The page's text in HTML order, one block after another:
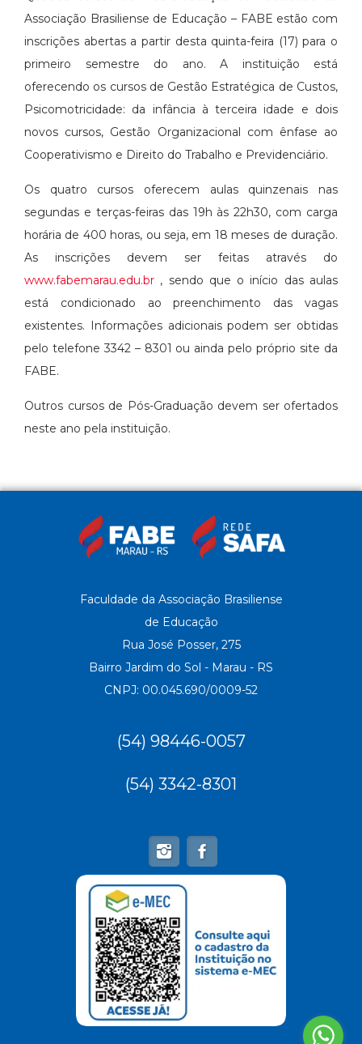
Associação Brasiliense de Educação – FABE estão com
inscrições abertas a partir desta quinta-feira (17) para o
primeiro semestre do ano. A instituição está
oferecendo os cursos de Gestão Estratégica de Custos,
Psicomotricidade: da infância à terceira idade e dois
novos cursos, Gestão Organizacional com ênfase ao
Cooperativismo e Direito do Trabalho e Previdenciário.
Os quatro cursos oferecem aulas quinzenais nas
segundas e terças-feiras das 19h às 22h30, com carga
horária de 400 horas, ou seja, em 18 meses de duração.
As inscrições devem ser feitas através do
www.fabemarau.edu.br , sendo que o início das aulas
está condicionado ao preenchimento das vagas
existentes. Informações adicionais podem ser obtidas
pelo telefone 3342 – 8301 ou ainda pelo próprio site da
FABE.
Outros cursos de Pós-Graduação devem ser ofertados
neste ano pela instituição.
Faculdade da Associação Brasiliense
de Educação
Rua José Posser, 275
Bairro Jardim do Sol - Marau - RS
CNPJ: 00.045.690/0009-52
(54) 98446-0057
(54) 3342-8301